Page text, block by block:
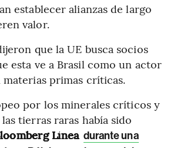
establecer alianzas de largo
valor.
que la UE busca socios
esta ve a Brasil como un actor
materias primas críticas.
por los minerales críticos y
tierras raras había sido
Línea durante una